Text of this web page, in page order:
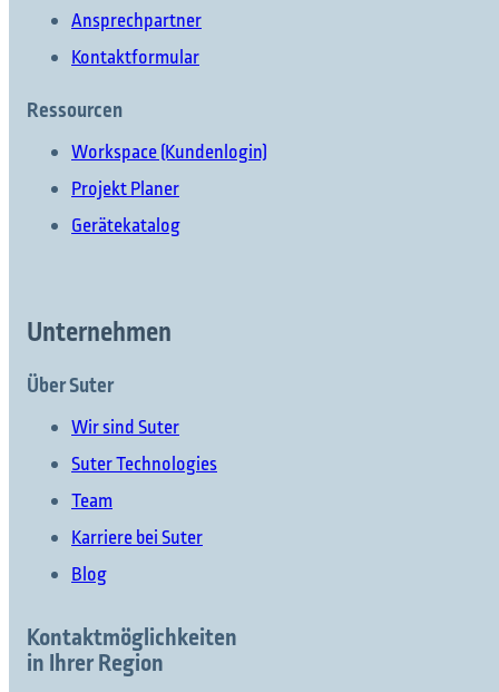
Ansprechpartner
Kontaktformular
Ressourcen
Workspace (Kundenlogin)
Projekt Planer
Gerätekatalog
Unternehmen
Über Suter
Wir sind Suter
Suter Technologies
Team
Karriere bei Suter
Blog
Kontaktmöglichkeiten
in Ihrer Region